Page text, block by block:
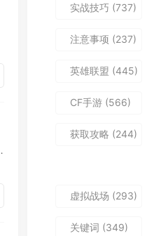
实战技巧 (737)
注意事项 (237)
英雄联盟 (445)
CF手游 (566)
获取攻略 (244)
虚拟战场 (293)
关键词 (349)